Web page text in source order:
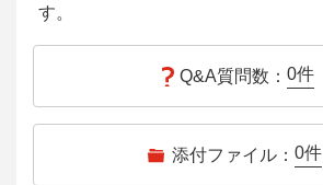
す。
Q&A質問数： 0件
添付ファイル： 0件